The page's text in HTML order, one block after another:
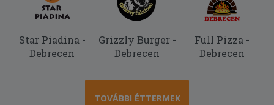
Star Piadina -
Debrecen
Grizzly Burger -
Debrecen
Full Pizza -
Debrecen
TOVÁBBI ÉTTERMEK